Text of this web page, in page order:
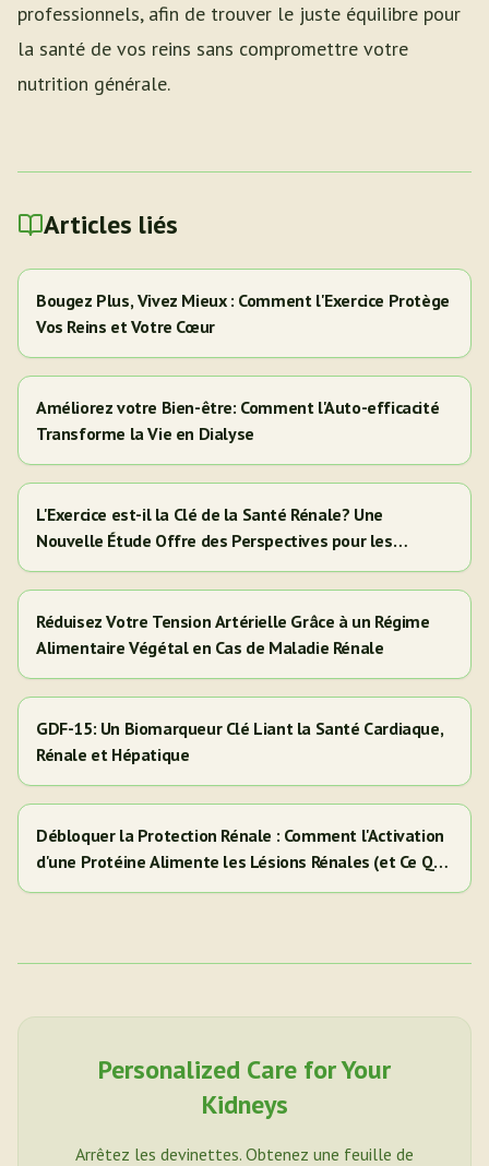
professionnels, afin de trouver le juste équilibre pour
la santé de vos reins sans compromettre votre
nutrition générale.
Articles liés
Bougez Plus, Vivez Mieux : Comment l'Exercice Protège
Vos Reins et Votre Cœur
Améliorez votre Bien-être: Comment l'Auto-efficacité
Transforme la Vie en Dialyse
L'Exercice est-il la Clé de la Santé Rénale? Une
Nouvelle Étude Offre des Perspectives pour les
Adultes Hispaniques/Latinos
Réduisez Votre Tension Artérielle Grâce à un Régime
Alimentaire Végétal en Cas de Maladie Rénale
GDF-15: Un Biomarqueur Clé Liant la Santé Cardiaque,
Rénale et Hépatique
Débloquer la Protection Rénale : Comment l'Activation
d'une Protéine Alimente les Lésions Rénales (et Ce Que
Cela Signifie Pour Vous)
Personalized Care for Your
Kidneys
Arrêtez les devinettes. Obtenez une feuille de